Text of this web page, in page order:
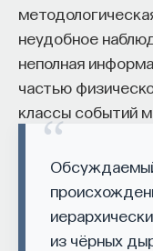
неудобное
неполная
частью
классы событий
из чёрных